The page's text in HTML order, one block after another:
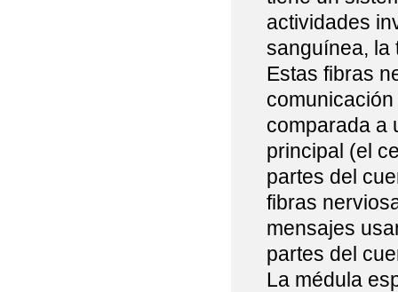
actividades
sanguínea, la
Estas fibras
comparada a
principal (el
partes del
fibras
mensajes
partes del
La médula